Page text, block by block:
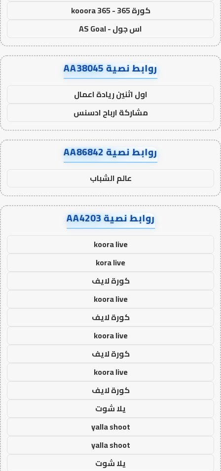
كورة 365 - kooora 365
اس جول - AS Goal
روابط نصية AA38045
اول اثنين ريادة اعمال
مشاركة ارباح ادسنس
روابط نصية AA86842
عالم الشباب
روابط نصية AA4203
koora live
kora live
كورة لايف
koora live
كورة لايف
koora live
كورة لايف
koora live
كورة لايف
يلا شوت
yalla shoot
yalla shoot
يلا شوت